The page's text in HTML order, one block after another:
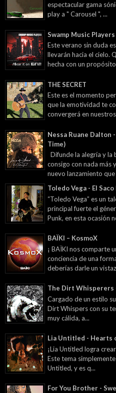
espectacular gama
play a " Carousel ", ...
Swamp Music
Este verano sin duda
llevarán hacia el cielo.
hecha con un
THE SECRET
Este es el momento
que la emotividad te
convergerá en
Nessa Ruane Dalton
Time)
Difunde la alegría y la
consigo con nada más
nuevo lanzamiento que
Toledo Vega - El
“Toledo Vega” es un
principal fuerte el
Punk, en esta ocasión
BAÏKI – KosmoX
¡ BAÏKI nos comparte
conciencia de una
deberías darle un
The Dirt Whisperers
Cargado de un estilo
Dirt Whispers con su
muy cálida, a...
Lia Untitled - Hearts
¡Lia Untitled logra
Este tema
Untitled, y es q...
For You Brother -